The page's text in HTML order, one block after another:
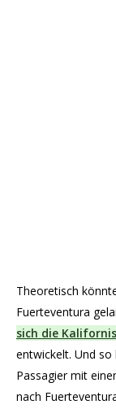
Theoretisch
Fuerteventura
sich die
entwickelt. Und so
Passagier mit
nach